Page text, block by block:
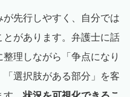
先行しやすく、自分では
があります。弁護士に話
理しながら「争点になり
選択肢がある部分」を客